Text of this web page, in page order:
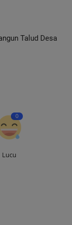
Talud Desa
0
Lucu